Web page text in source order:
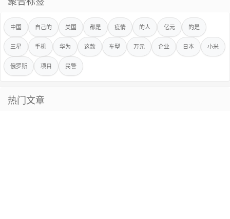
中国 自己的 美国 都是 疫情 的人 亿元 的是
三星 手机 华为 这款 车型 万元 企业 日本 小米
俄罗斯 项目 民警
热门文章